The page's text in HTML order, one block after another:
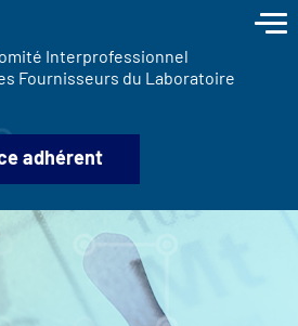
Interprofessionnel
Fournisseurs du Laboratoire
adhérent